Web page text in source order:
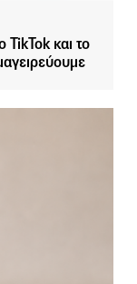
TikTok και το